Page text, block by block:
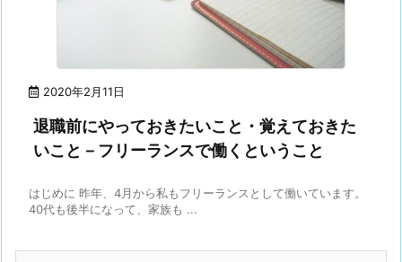
2020年2月11日
退職前にやっておきたいこと・覚えておきた
いこと－フリーランスで働くということ
はじめに 昨年、4月から私もフリーランスとして働いています。
40代も後半になって、家族も ...